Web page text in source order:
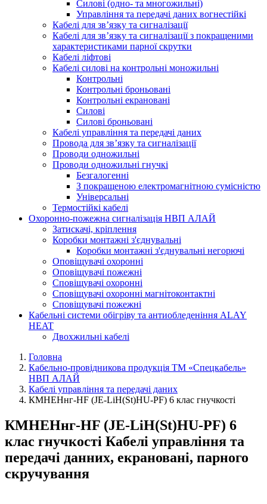
Силові (одно- та многожильні)
Управління та передачі даних вогнестійкі
Кабелі для зв’язку та сигналізації
Кабелі для зв’язку та сигналізації з покращеними
характеристиками парної скрутки
Кабелі ліфтові
Кабелі силові на контрольні моножильні
Контрольні
Контрольні броньовані
Контрольні екрановані
Силові
Силові броньовані
Кабелі управління та передачі даних
Провода для зв’язку та сигналізації
Проводи одножильні
Проводи одножильні гнучкі
Безгалогенні
З покращеною електромагнітною сумісністю
Універсальні
Термостійкі кабелі
Охоронно-пожежна сигналізація НВП АЛАЙ
Затискачі, кріплення
Коробки монтажні з'єднувальні
Коробки монтажні з'єднувальні негорючі
Оповіщувачі охоронні
Оповіщувачі пожежні
Сповіщувачі охоронні
Сповіщувачі охоронні магнітоконтактні
Сповіщувачі пожежні
Кабельні системи обігріву та антиобледеніння ALAY
HEAT
Двохжильні кабелі
Головна
Кабельно-провідникова продукція ТМ «Спецкабель»
НВП АЛАЙ
Кабелі управління та передачі даних
КМНЕНнг-HF (JE-LiH(St)НU-PF) 6 клас гнучкості
КМНЕНнг-HF (JE-LiH(St)НU-PF) 6
клас гнучкості Кабелі управління та
передачі данних, екрановані, парного
скручування